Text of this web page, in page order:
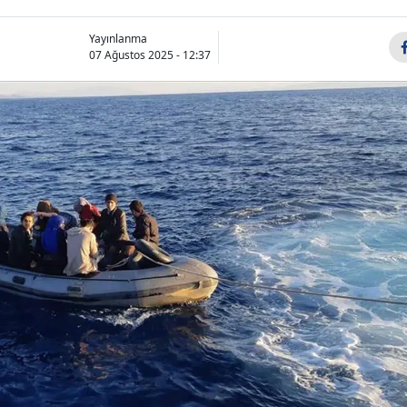
Yayınlanma
07 Ağustos 2025 - 12:37